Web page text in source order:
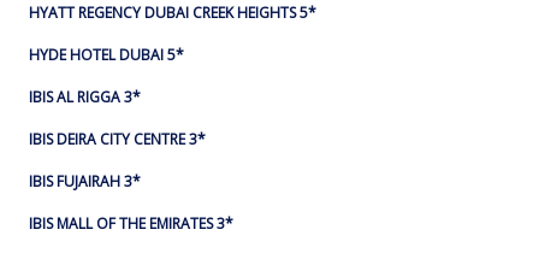
HYATT REGENCY DUBAI CREEK HEIGHTS 5*
HYDE HOTEL DUBAI 5*
IBIS AL RIGGA 3*
IBIS DEIRA CITY CENTRE 3*
IBIS FUJAIRAH 3*
IBIS MALL OF THE EMIRATES 3*